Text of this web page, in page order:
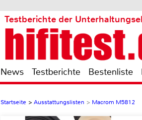
Testberichte der
News Testberichte Bestenliste
Startseite > Ausstattungslisten > Macrom M5812